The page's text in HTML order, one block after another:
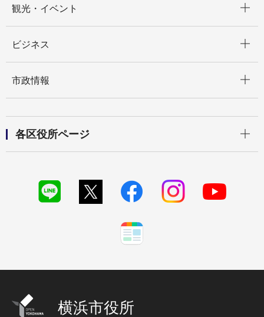
観光・イベント
ビジネス
市政情報
各区役所ページ
横浜市役所